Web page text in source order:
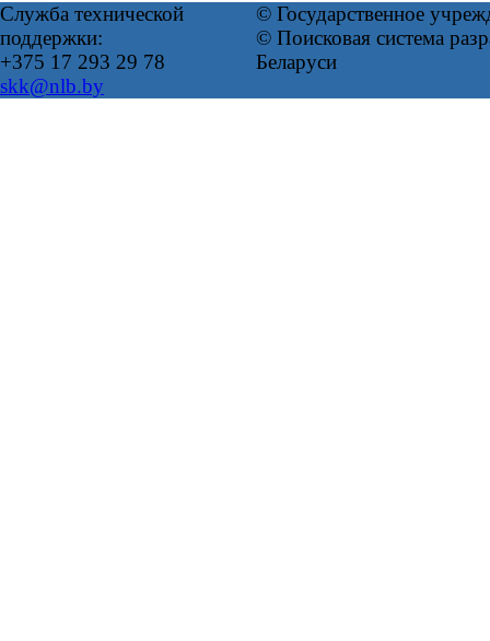
Служба технической
поддержки:
+375 17 293 29 78
skk@nlb.by
© Государственное
© Поисковая система
Беларуси